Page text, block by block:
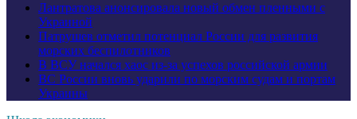
Лантратова анонсировала новый обмен пленными с
Украиной
Патрушев отметил потенциал России для развития
морских беспилотников
В ВСУ начался хаос из-за успехов российской армии
ВС России вновь ударили по морским судам и портам
Украины